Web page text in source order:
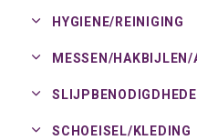
HYGIENE/ REINIGING
MESSEN/HAKBIJLEN/
SCHOEISEL/ KLEDING